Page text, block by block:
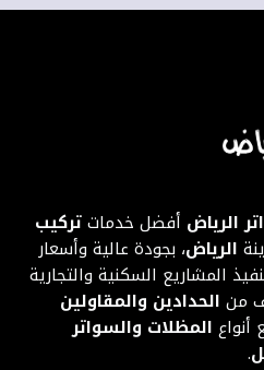
الرياض أفضل خدماتتركيب
الرياض، بجودة عالية وأسعار
المشاريع السكنية والتجارية
من الحدادين والمقاولين
المظلات والسواتر
.